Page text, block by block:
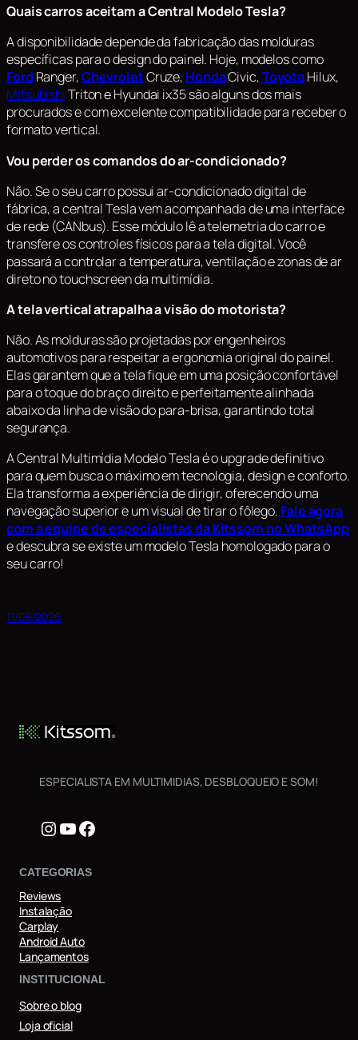
Quais carros aceitam a Central Modelo Tesla?
A disponibilidade depende da fabricação das molduras
específicas para o design do painel. Hoje, modelos como
Ford Ranger,ChevroletCruze, HondaCivic,ToyotaHilux,
MitsubishiTriton e Hyundai ix35 são alguns dos mais
procurados e com excelente compatibilidade para receber o
formato vertical.
Vou perder os comandos do ar-condicionado?
Não. Se o seu carro possui ar-condicionado digital de
fábrica, a central Tesla vem acompanhada de uma interface
de rede (CANbus). Esse módulo lê a telemetria do carro e
transfere os controles físicos para a tela digital. Você
passará a controlar a temperatura, ventilação e zonas de ar
direto notouchscreenda multimídia.
A tela vertical atrapalha a visão do motorista?
Não. As molduras são projetadas por engenheiros
automotivos para respeitar a ergonomia original do painel.
Elas garantem que a tela fique em uma posição confortável
para o toque do braço direito e perfeitamente alinhada
abaixo da linha de visão do para-brisa, garantindo total
segurança.
A Central Multimídia Modelo Tesla é o upgrade definitivo
para quem busca o máximo em tecnologia, design e conforto.
Ela transforma a experiência de dirigir, oferecendo uma
navegação superior e um visual de tirar o fôlego. Fale agora
com a equipe de especialistas da Kitssom no WhatsApp
e descubra se existe um modelo Tesla homologado para o
seu carro!
11/06/2026
ESPECIALISTA EM MULTIMIDIAS, DESBLOQUEIO E SOM!
Instagram
Youtube
Facebook
CATEGORIAS
Reviews
Instalação
Carplay
Android Auto
Lançamentos
INSTITUCIONAL
Sobre o blog
Loja oficial